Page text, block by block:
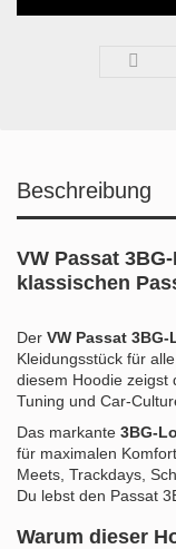
Beschreibung
VW Passat
klassischen
Der VW Passat
Kleidungsstück für
diesem Hoodie zeigst
Tuning und Car-
Das markante 3BG-
für maximalen
Meets, Trackdays,
Du lebst den Passat
Warum dieser